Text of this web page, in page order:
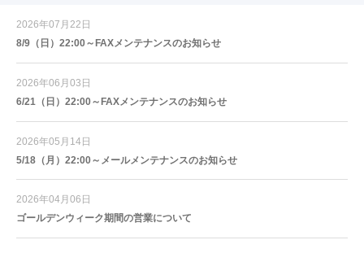
2026年07月22日
8/9（日）22:00～FAXメンテナンスのお知らせ
2026年06月03日
6/21（日）22:00～FAXメンテナンスのお知らせ
2026年05月14日
5/18（月）22:00～メールメンテナンスのお知らせ
2026年04月06日
ゴールデンウィーク期間の営業について